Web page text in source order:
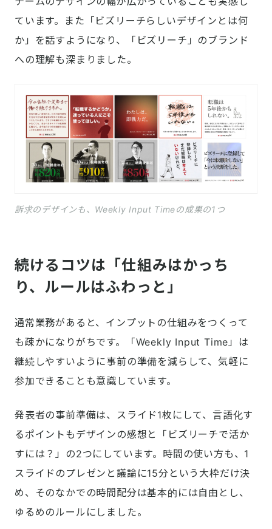
ています。また「ビズリーチらしいデザインとは何
か」を話すようになり、「ビズリーチ」のブランド
への理解も深まりました。
訴求のデザインも、Weekly Input Timeの成果の1つ
続けるコツは「仕組みはかっち
り、ルールはふわっと」
通常業務があると、インプットの仕組みをつくって
も疎かになりがちです。「Weekly Input Time」は
継続しやすいように事前の準備を減らして、気軽に
参加できることも意識しています。
発表者の事前準備は、スライド1枚にして、言語化す
るポイントもデザインの感想と「ビズリーチで活か
すには？」の2つにしています。時間の使い方も、1
スライドのプレゼンと議論に15分という大枠だけ決
め、そのなかでの時間配分は基本的には自由とし、
ゆるめのルールにしました。